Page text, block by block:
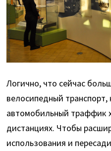
Логично, что сейчас
велосипедный
автомобильный траффик
дистанциях. Чтобы
использования и